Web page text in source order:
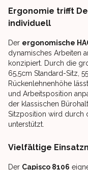
Ergonomie trifft
individuell
Der ergonomische
dynamisches Arbeiten
konzipiert. Durch die
65,5cm Standard-Sitz,
Rückenlehnenhöhe
und Arbeitsposition
der klassischen
Sitzposition wird durch
unterstützt.
Vielfältige
Der Capisco 8106